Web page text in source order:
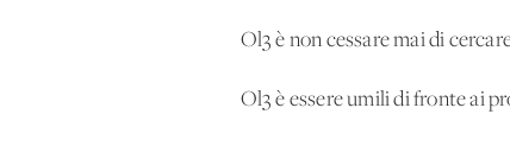
Ol3 è non cessare mai di
Ol3 è essere umili di fronte ai